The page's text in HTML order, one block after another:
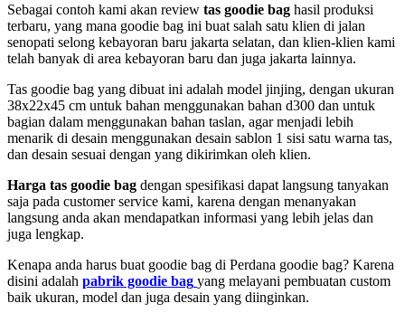
Sebagai contoh kami akan review tas goodie bag hasil produksi
terbaru, yang mana goodie bag ini buat salah satu klien di jalan
senopati selong kebayoran baru jakarta selatan, dan klien-klien kami
telah banyak di area kebayoran baru dan juga jakarta lainnya.
Tas goodie bag yang dibuat ini adalah model jinjing, dengan ukuran
38x22x45 cm untuk bahan menggunakan bahan d300 dan untuk
bagian dalam menggunakan bahan taslan, agar menjadi lebih
menarik di desain menggunakan desain sablon 1 sisi satu warna tas,
dan desain sesuai dengan yang dikirimkan oleh klien.
Harga tas goodie bag dengan spesifikasi dapat langsung tanyakan
saja pada customer service kami, karena dengan menanyakan
langsung anda akan mendapatkan informasi yang lebih jelas dan
juga lengkap.
Kenapa anda harus buat goodie bag di Perdana goodie bag? Karena
disini adalah pabrik goodie bag yang melayani pembuatan custom
baik ukuran, model dan juga desain yang diinginkan.